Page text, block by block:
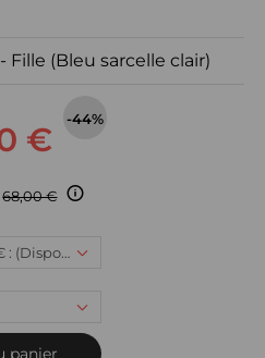
Fille (Bleu sarcelle clair)
€
-44%
68,00 €
5/6 ans, 37,90 € : (Disponible)
panier